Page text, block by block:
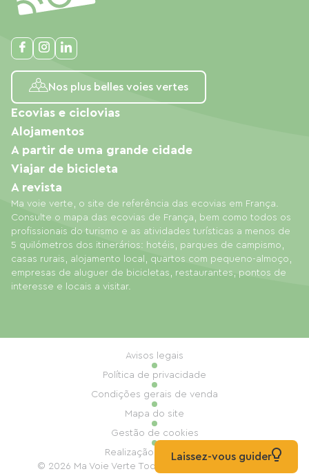
Nos plus belles voies vertes
Ma voie verte, o site de referência das ecovias em França.
Consulte o mapa das ecovias de França, bem como todos os
profissionais do turismo e as atividades turísticas a menos de
5 quilómetros dos itinerários: hotéis, parques de campismo,
casas rurais, alojamento local, quartos com pequeno-almoço,
empresas de aluguer de bicicletas, restaurantes, pontos de
interesse e locais a visitar.
Ecovias e ciclovias
Alojamentos
A partir de uma grande cidade
Viajar de bicicleta
A revista
© 2026 Ma Voie Verte Todos os direitos reservados
Avisos legais
Política de privacidade
Condições gerais de venda
Mapa do site
Gestão de cookies
Realização: Mill, PrivasLaissez-vous guider